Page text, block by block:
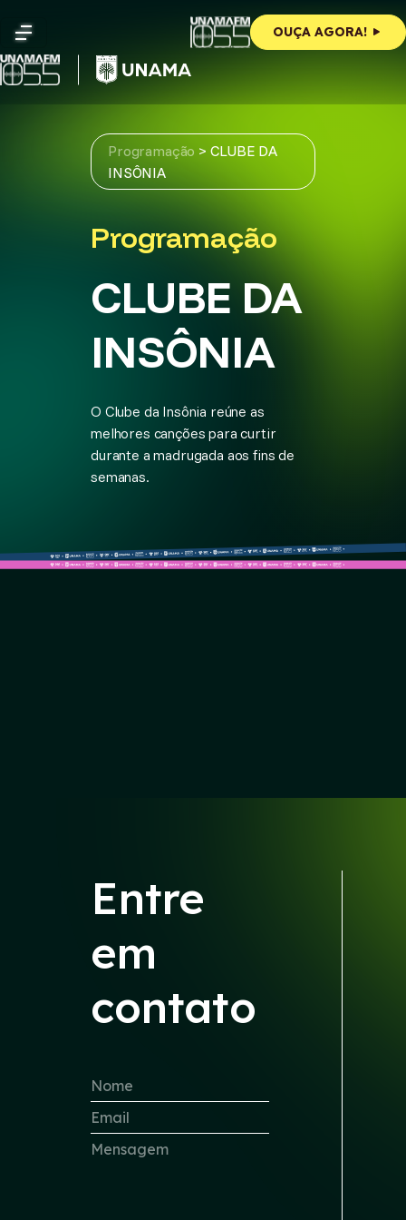
content
OUÇA AGORA!
Programação > CLUBE DA
INSÔNIA
Programação
CLUBE DA
INSÔNIA
O Clube da Insônia reúne as
melhores canções para curtir
durante a madrugada aos fins de
semanas.
Entre
em
contato